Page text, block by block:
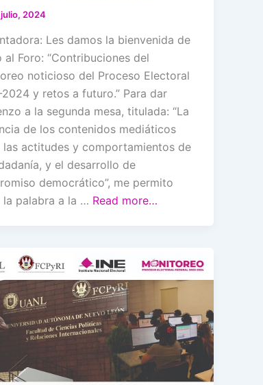
julio, 2024
Les damos la bienvenida de
al Foro: “Contribuciones del
noticioso del Proceso Electoral
y retos a futuro.” Para dar
a la segunda mesa, titulada: “La
de los contenidos mediáticos
las actitudes y comportamientos de
y el desarrollo de
democrático”, me permito
la palabra a la … Read more…